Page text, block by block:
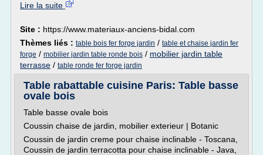
Lire la suite
Site : https://www.materiaux-anciens-bidal.com
Thèmes liés : table bois fer forge jardin / table et chaise jardin fer
forge / mobilier jardin table ronde bois / mobilier jardin table
terrasse / table ronde fer forge jardin
Table rabattable cuisine Paris: Table basse
ovale bois
Table basse ovale bois
Coussin chaise de jardin, mobilier exterieur | Botanic
Coussin de jardin creme pour chaise inclinable - Toscana,
Coussin de jardin terracotta pour chaise inclinable - Java,